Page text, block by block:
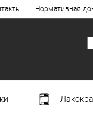
Нормативная